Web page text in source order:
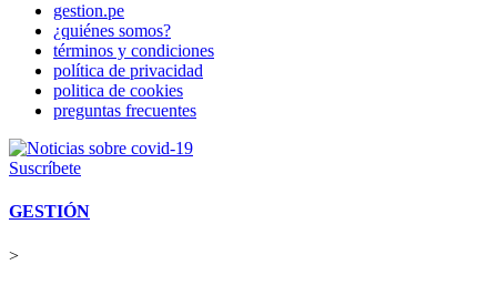
gestion.pe
¿quiénes somos?
términos y condiciones
política de privacidad
politica de cookies
preguntas frecuentes
Suscríbete
GESTIÓN
>